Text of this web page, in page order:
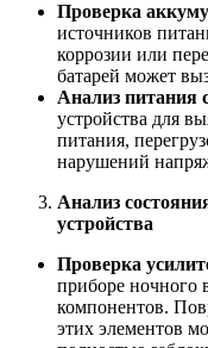
Проверка
источников
коррозии или
батарей может
Анализ питания
устройства для
питания,
нарушений
Анализ
устройства
Проверка
приборе ночного
компонентов.
этих элементов